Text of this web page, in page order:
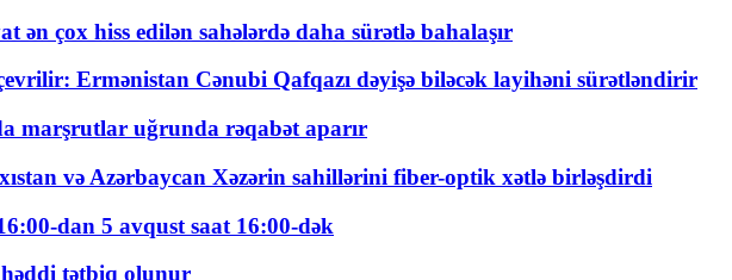
ən çox hiss edilən sahələrdə daha sürətlə bahalaşır
Ermənistan Cənubi Qafqazı dəyişə biləcək layihəni sürətləndirir
marşrutlar uğrunda rəqabət aparır
və Azərbaycan Xəzərin sahillərini fiber-optik xətlə birləşdirdi
dan 5 avqust saat 16:00-dək
həddi tətbiq olunur